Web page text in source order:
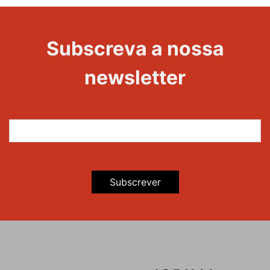
Evento
Subscreva a nossa
newsletter
Subscrever